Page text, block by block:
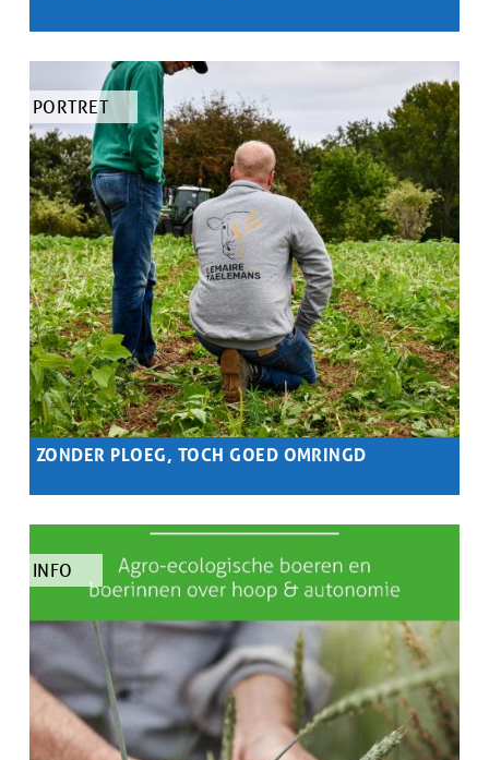
TYPE
ARTIKEL
PORTRET
ZONDER PLOEG, TOCH GOED OMRINGD
bodembewerking: voordelen, uitdagingen & het belang van
een netwerk
TYPE
ARTIKEL
INFO